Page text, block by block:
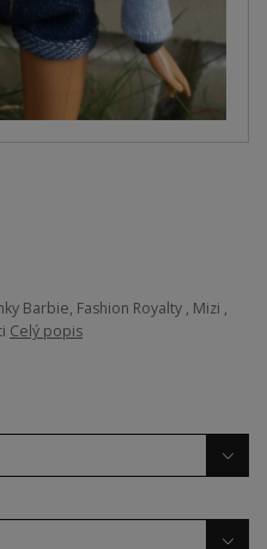
Barbie, Fashion Royalty , Mizi ,
Celý popis